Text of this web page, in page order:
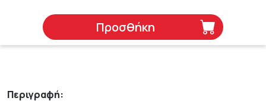
Προσθήκη
Περιγραφή: